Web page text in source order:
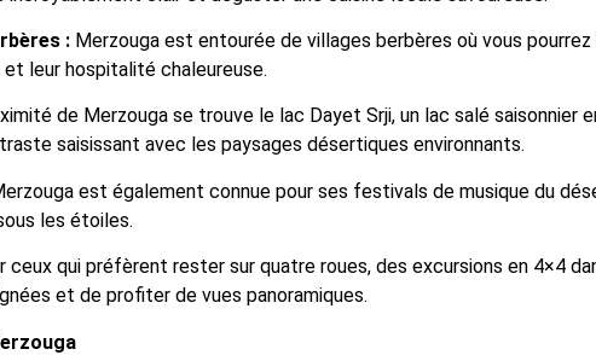
: Merzouga est entourée de villages berbères où vous
leur hospitalité chaleureuse.
de Merzouga se trouve le lac Dayet Srji, un lac salé
saisissant avec les paysages désertiques environnants.
est également connue pour ses festivals de musique du
les étoiles.
ceux qui préfèrent rester sur quatre roues, des excursions en 4×4
et de profiter de vues panoramiques.